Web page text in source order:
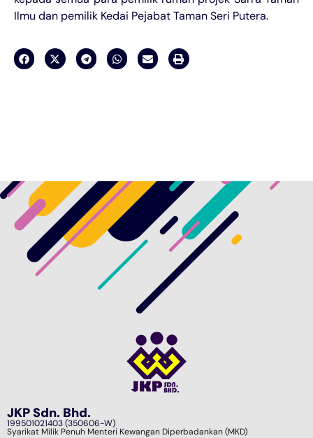
Ilmu dan pemilik Kedai Pejabat Taman Seri Putera.
JKP Sdn. Bhd.
199501021403 (350606-W)
Syarikat Milik Penuh Menteri Kewangan Diperbadankan (MKD)